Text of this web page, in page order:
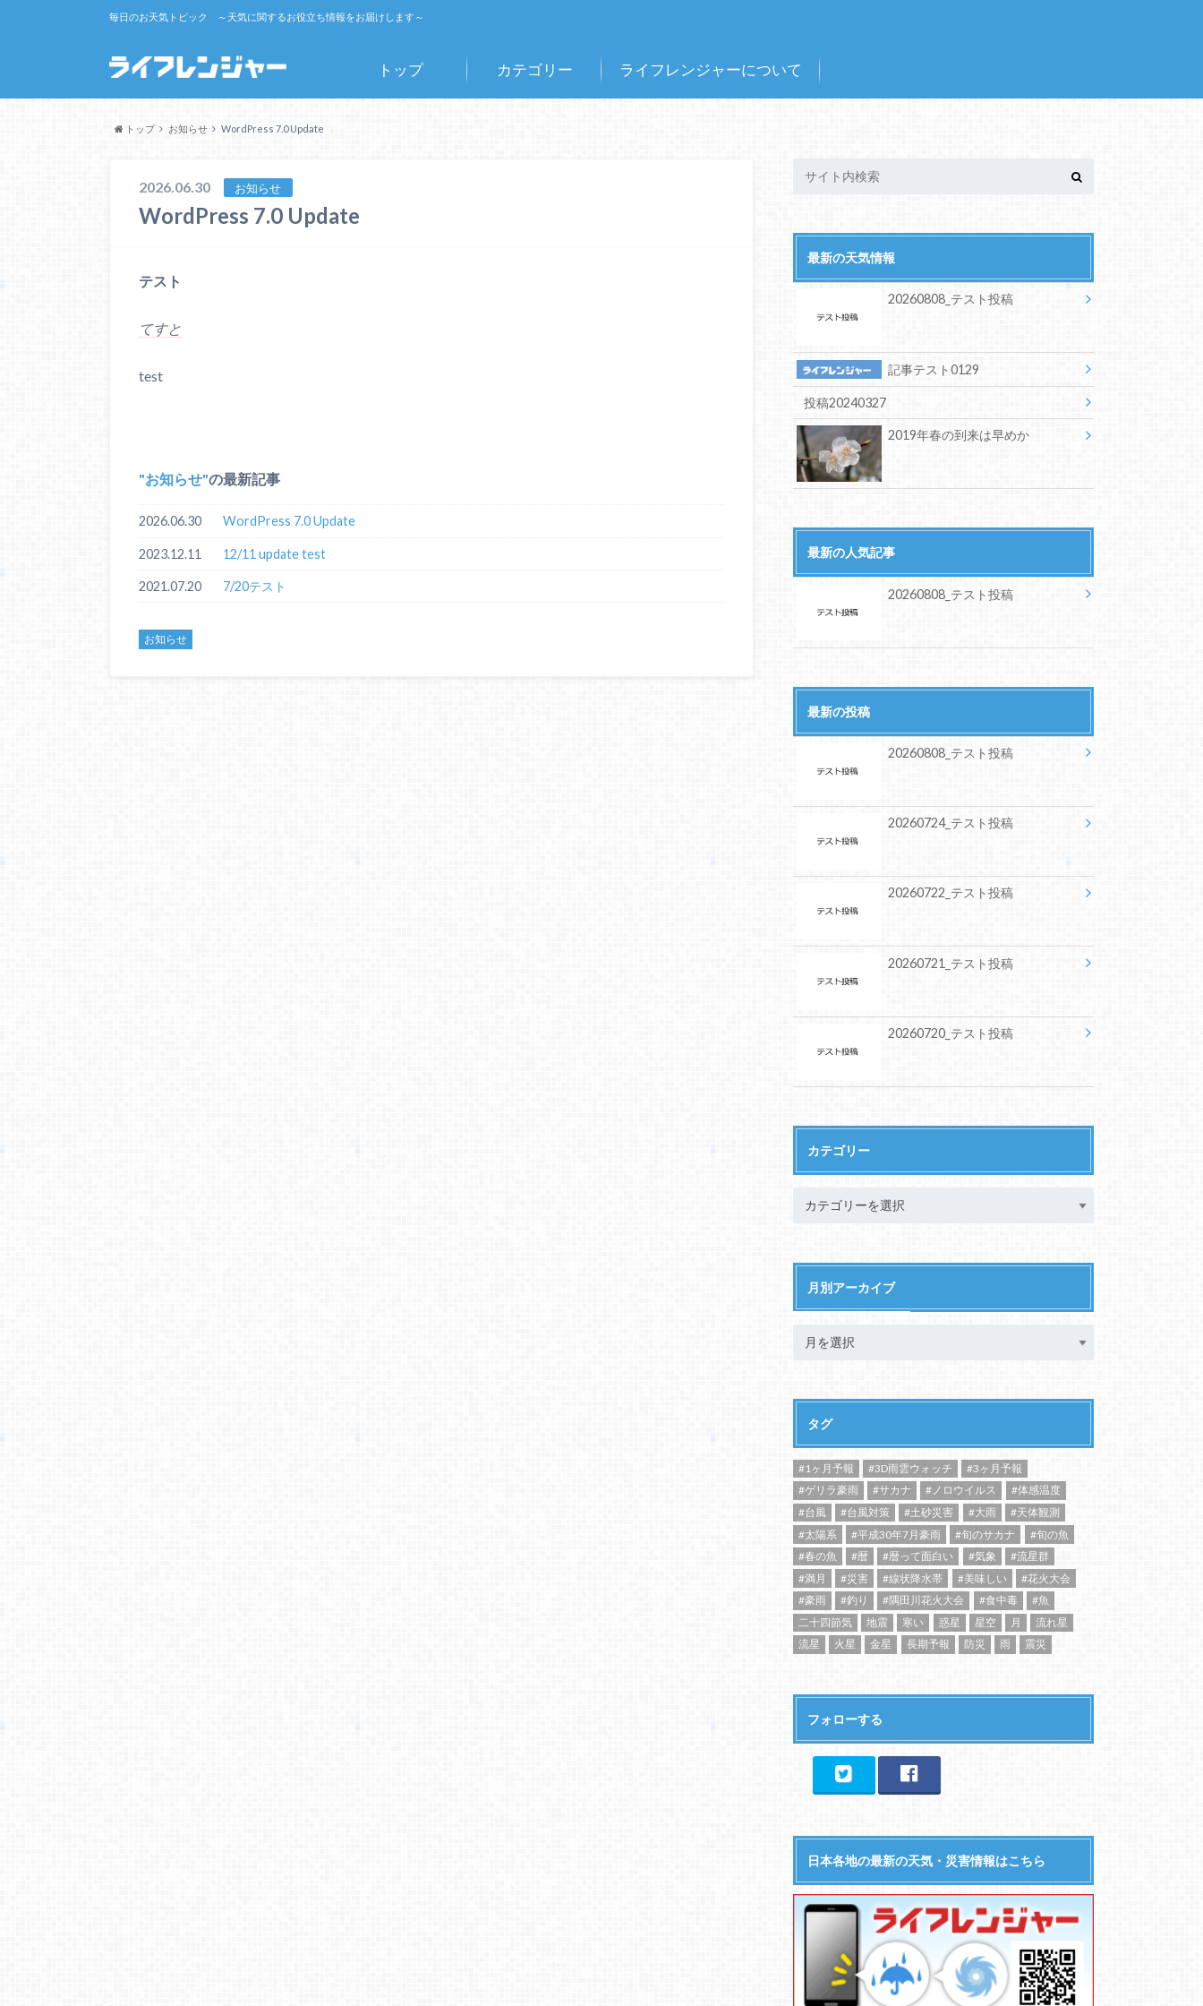
毎日のお天気トピック ～天気に関するお役立ち情報をお届けします～
トップ カテゴリー ライフレンジャーについて
トップ お知らせ WordPress 7.0 Update
2026.06.30 お知らせ
WordPress 7.0 Update
テスト
てすと
test
お知らせ の最新記事
2026.06.30 WordPress 7.0 Update
2023.12.11 12/11 update test
2021.07.20 7/20テスト
お知らせ
最新の天気情報
20260808_テスト投稿
記事テスト0129
投稿20240327
2019年春の到来は早めか
最新の人気記事
20260808_テスト投稿
最新の投稿
20260808_テスト投稿
20260724_テスト投稿
20260722_テスト投稿
20260721_テスト投稿
20260720_テスト投稿
カテゴリー
月別アーカイブ
タグ
#1ヶ月予報 #3D雨雲ウォッチ
#3ヶ月予報
#ゲリラ豪雨
#サカナ #ノロウイルス
#体感温度
#台風
#台風対策 #土砂災害 #大雨
#天体観測
#太陽系
#平成30年7月豪雨 #旬のサカナ
#旬の魚
#春の魚
#暦 #暦って面白い #気象
#流星群
#満月
#災害 #線状降水帯 #美味しい
#花火大会
#豪雨
#釣り #隅田川花火大会 #食中毒
#魚
二十四節気
地震 寒い 惑星 星空 月
流れ星
流星
火星 金星 長期予報 防災 雨 震災
フォローする
日本各地の最新の天気・災害情報はこちら